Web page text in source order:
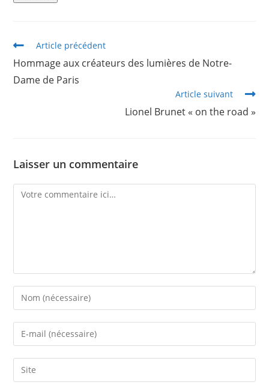
Article précédent
Hommage aux créateurs des lumières de Notre-
Dame de Paris
Article suivant
Lionel Brunet « on the road »
Laisser un commentaire